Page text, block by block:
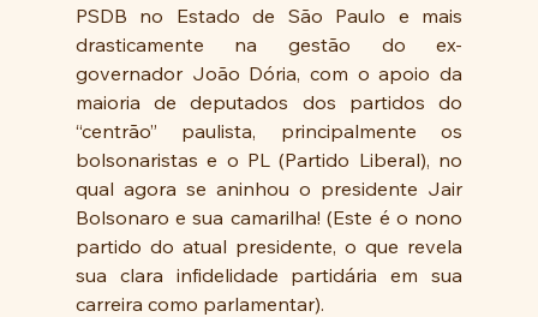
PSDB no Estado de São Paulo e mais
drasticamente na gestão do ex-
governador João Dória, com o apoio da
maioria de deputados dos partidos do
“centrão” paulista, principalmente os
bolsonaristas e o PL (Partido Liberal), no
qual agora se aninhou o presidente Jair
Bolsonaro e sua camarilha! (Este é o nono
partido do atual presidente, o que revela
sua clara infidelidade partidária em sua
carreira como parlamentar).